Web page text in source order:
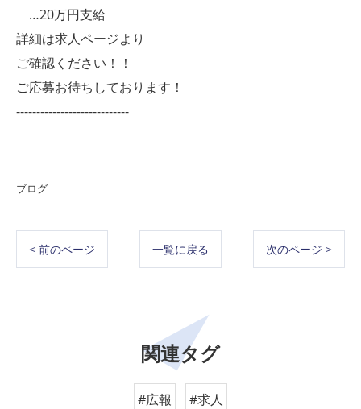
…20万円支給
詳細は求人ページより
ご確認ください！！
ご応募お待ちしております！
----------------------------
ブログ
< 前のページ 一覧に戻る 次のページ >
関連タグ
#広報 #求人